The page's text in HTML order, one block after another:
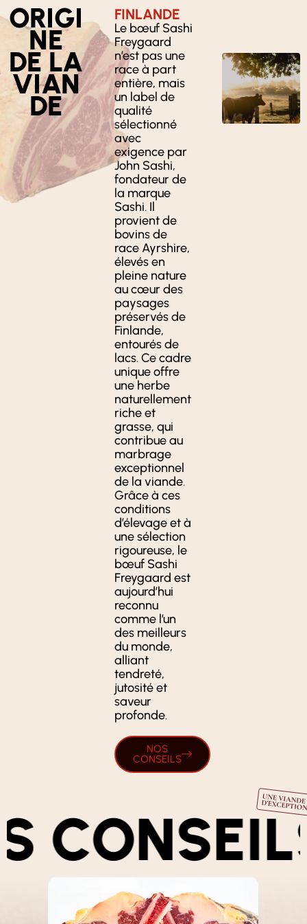
ORIGI
NE
DE LA
VIAN
DE
FINLANDE
Le bœuf Sashi
Freygaard
n’est pas une
race à part
entière, mais
un label de
qualité
sélectionné
avec
exigence par
John Sashi,
fondateur de
la marque
Sashi. Il
provient de
bovins de
race Ayrshire,
élevés en
pleine nature
au cœur des
paysages
préservés de
Finlande,
entourés de
lacs. Ce cadre
unique offre
une herbe
naturellement
riche et
grasse, qui
contribue au
marbrage
exceptionnel
de la viande.
Grâce à ces
conditions
d’élevage et à
une sélection
rigoureuse, le
bœuf Sashi
Freygaard est
aujourd’hui
reconnu
comme l’un
des meilleurs
du monde,
alliant
tendreté,
jutosité et
saveur
profonde.
NOS
CONSEILS